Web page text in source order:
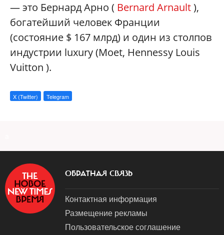
— это Бернард Арно ( Bernard Arnault),
богатейший человек Франции
(состояние $ 167 млрд) и один из столпов
индустрии luxury (Moet, Hennessy Louis
Vuitton ).
X (Twitter) Telegram
ОБРАТНАЯ СВЯЗЬ
Контактная информация
Размещение рекламы
Пользовательское соглашение